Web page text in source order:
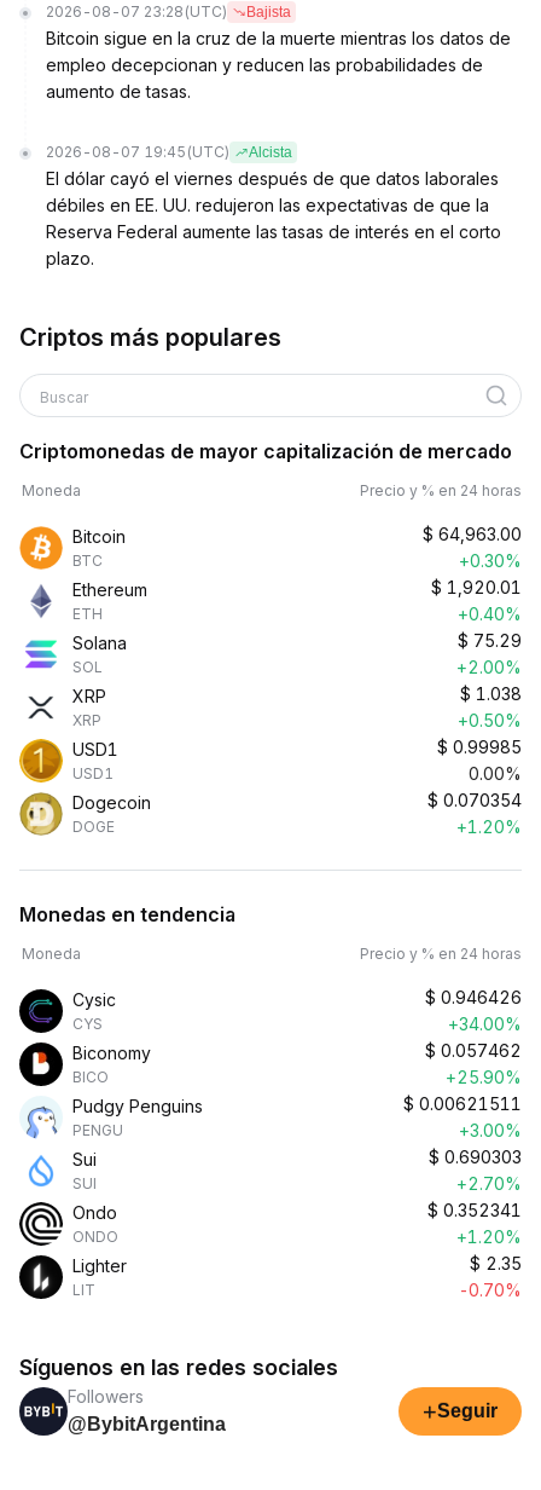
2026-08-07 23:28 (UTC) Bajista
Bitcoin sigue en la cruz de la muerte mientras los datos de
empleo decepcionan y reducen las probabilidades de
aumento de tasas.
2026-08-07 19:45 (UTC) Alcista
El dólar cayó el viernes después de que datos laborales
débiles en EE. UU. redujeron las expectativas de que la
Reserva Federal aumente las tasas de interés en el corto
plazo.
Criptos más populares
Buscar
Criptomonedas de mayor capitalización de mercado
Moneda Precio y % en 24 horas
Bitcoin
BTC
$ 64,963.00
+0.30%
Ethereum
ETH
$ 1,920.01
+0.40%
Solana
SOL
$ 75.29
+2.00%
XRP
XRP
$ 1.038
+0.50%
USD1
USD1
$ 0.99985
0.00%
Dogecoin
DOGE
$ 0.070354
+1.20%
Monedas en tendencia
Moneda Precio y % en 24 horas
Cysic
CYS
$ 0.946426
+34.00%
Biconomy
BICO
$ 0.057462
+25.90%
Pudgy Penguins
PENGU
$ 0.00621511
+3.00%
Sui
SUI
$ 0.690303
+2.70%
Ondo
ONDO
$ 0.352341
+1.20%
Lighter
LIT
$ 2.35
-0.70%
Síguenos en las redes sociales
Followers
@BybitArgentina
+Seguir